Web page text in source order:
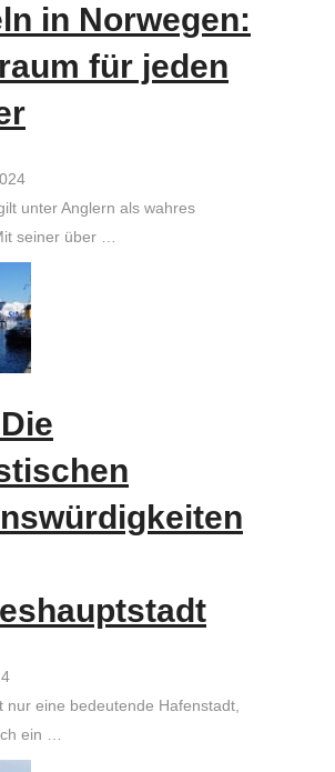
in Norwegen:
für jeden
unter Anglern als wahres
seiner über …
nur eine bedeutende Hafenstadt,
ein …